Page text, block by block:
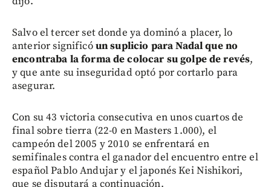
Salvo el tercer set donde ya dominó a placer, lo
anterior significóun suplicio para Nadal que no
encontraba la forma de colocar su golpe de revés,
y que ante su inseguridad optó por cortarlo para
asegurar.
Con su 43 victoria consecutiva en unos cuartos de
final sobre tierra (22-0 en Masters 1.000), el
campeón del 2005 y 2010 se enfrentará en
semifinales contra el ganador del encuentro entre el
español Pablo Andujar y el japonés Kei Nishikori,
que se disputará a continuación.